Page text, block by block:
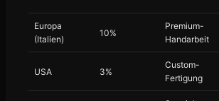
Europa
(Italien)
10%
Premium-
Handarbeit
USA 3%
Custom-
Fertigung